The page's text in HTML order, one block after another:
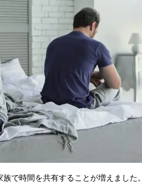
で時間を共有することが増えました。